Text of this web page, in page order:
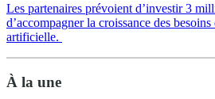
Les partenaires prévoient d’investir 3
d’accompagner la croissance des
artificielle.
À la une